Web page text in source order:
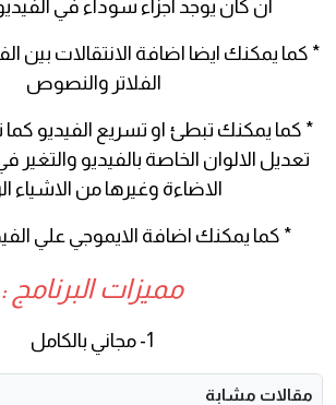
ان كان يوجد اجزاء سوداء في الفيديو
* كما يمكنك ايضا اضافة الانتقالات بين
الفلاتر والنصوص
* كما يمكنك تبطئ او تسريع الفيديو كما
تعديل الالوان الخاصة بالفيديو والتغير
الاضاءة وغيرها من الاشياء
* كما يمكنك اضافة الايموجي علي
مميزات البرنامج :
1- مجاني بالكامل
مقالات مشابة